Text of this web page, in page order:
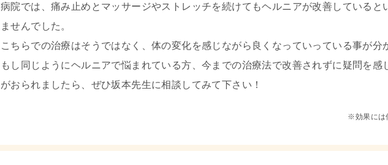
病院では、痛み止めとマッサージやストレッチを続けてもヘルニアが改善していると
ませんでした。
こちらでの治療はそうではなく、体の変化を感じながら良くなっていっている事が分
もし同じようにヘルニアで悩まれている方、今までの治療法で改善されずに疑問を感
がおられましたら、ぜひ坂本先生に相談してみて下さい！
※効果には